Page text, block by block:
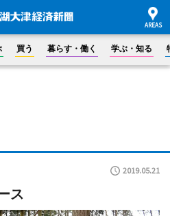
買う 暮らす・働く 学ぶ・知る
2019.05.21
ス